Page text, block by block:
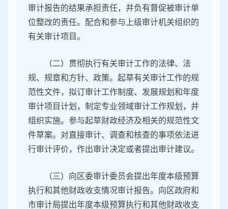
审计报告的结果承担责任，并负有督促被审计单
位整改的责任。配合和参与上级审计机关组织的
有关审计项目。
（二）贯彻执行有关审计工作的法律、法
规、规章和方针、政策。起草有关审计工作的规
范性文件，拟订审计工作制度、发展规划和年度
审计项目计划，制定专业领域审计工作规划，并
组织实施。参与起草财政经济及相关的规范性文
件草案。对直接审计、调查和核查的事项依法进
行审计评价，作出审计决定或者提出审计建议。
（三）向区委审计委员会提出年度本级预算
执行和其他财政收支情况审计报告。向区政府和
市审计局提出年度本级预算执行和其他财政收支